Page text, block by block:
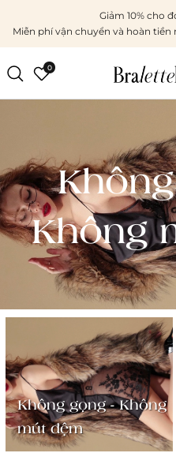
Giảm 10% cho
Miễn phí vận chuyển và hoàn
0
Không
Không gọng - Không
mút đệm